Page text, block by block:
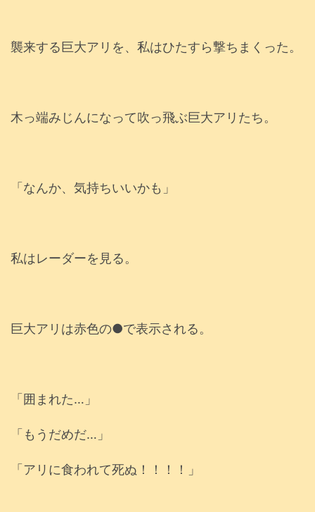
襲来する巨大アリを、私はひたすら撃ちまくった。
木っ端みじんになって吹っ飛ぶ巨大アリたち。
「なんか、気持ちいいかも」
私はレーダーを見る。
巨大アリは赤色の●で表示される。
「囲まれた…」
「もうだめだ…」
「アリに食われて死ぬ！！！！」